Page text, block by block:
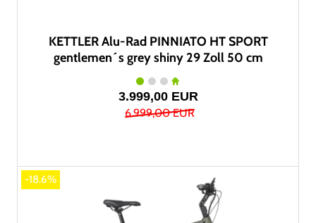
KETTLER Alu-Rad PINNIATO HT SPORT
gentlemen´s grey shiny 29 Zoll 50 cm
3.999,00 EUR
6.999,00 EUR
-18.6%